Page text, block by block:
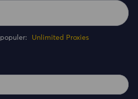
Unlimited Proxies